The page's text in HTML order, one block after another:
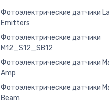
Фотоэлектрические датчики
Emitters
Фотоэлектрические датчики
M12_S12_SB12
Фотоэлектрические датчики
Amp
Фотоэлектрические датчики
Beam